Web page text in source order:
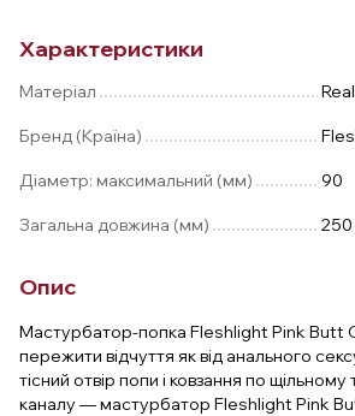
Характеристики
Матеріал
Бренд (Країна)
Діаметр: максимальний (мм) 90
Загальна довжина (мм) 250
Опис
Мастурбатор-попка Fleshlight Pink Butt
пережити відчуття як від анального
тісний отвір попи і ковзання по
каналу — мастурбатор Fleshlight Pink